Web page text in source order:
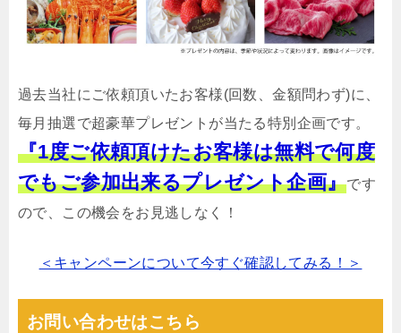
過去当社にご依頼頂いたお客様(回数、金額問わず)に、
毎月抽選で超豪華プレゼントが当たる特別企画です。
『1度ご依頼頂けたお客様は無料で何度
でもご参加出来るプレゼント企画』です
ので、この機会をお見逃しなく！
＜キャンペーンについて今すぐ確認してみる！＞
お問い合わせはこちら